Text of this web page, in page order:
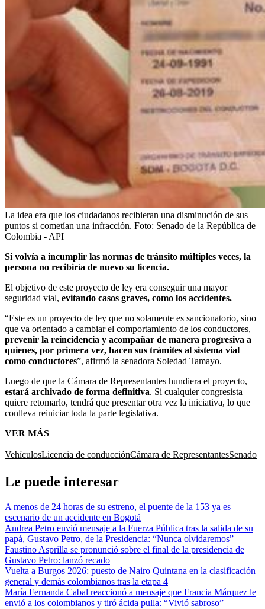
La idea era que los ciudadanos recibieran una disminución de sus
puntos si cometían una infracción. Foto: Senado de la República de
Colombia - API
Si volvía a incumplir las normas de tránsito múltiples veces, la
persona no recibiría de nuevo su licencia.
El objetivo de este proyecto de ley era conseguir una mayor
seguridad vial, evitando casos graves, como los accidentes.
“Este es un proyecto de ley que no solamente es sancionatorio, sino
que va orientado a cambiar el comportamiento de los conductores,
prevenir la reincidencia y acompañar de manera progresiva a
quienes, por primera vez, hacen sus trámites al sistema vial
como conductores”, afirmó la senadora Soledad Tamayo.
Luego de que la Cámara de Representantes hundiera el proyecto,
estará archivado de forma definitiva. Si cualquier congresista
quiere retomarlo, tendrá que presentar otra vez la iniciativa, lo que
conlleva reiniciar toda la parte legislativa.
VER MÁS
VehículosLicencia de conducciónCámara de RepresentantesSenado
Le puede interesar
A menos de 24 horas de su estreno, el puente de la 153 ya es
escenario de un accidente en Bogotá
Andrea Petro envió mensaje a la Fuerza Pública tras la salida de su
papá, Gustavo Petro, de la Presidencia: “Nunca olvidaremos”
Faustino Asprilla se pronunció sobre el final de la presidencia de
Gustavo Petro: lanzó recado
Vuelta a Burgos 2026: puesto de Nairo Quintana en la clasificación
general y demás colombianos tras la etapa 4
María Fernanda Cabal reaccionó a mensaje que Francia Márquez le
envió a los colombianos y tiró ácida pulla: “Vivió sabroso”